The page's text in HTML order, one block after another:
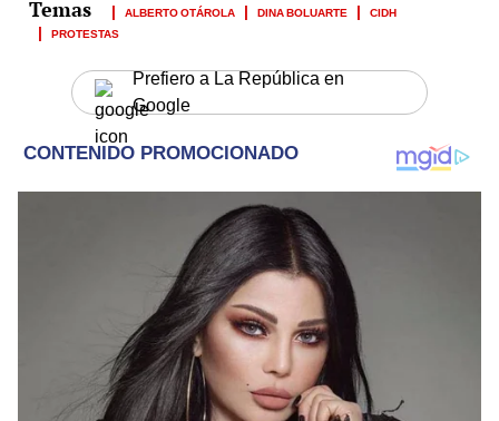
ALBERTO OTÁROLA DINA BOLUARTE
CIDH
PROTESTAS
Prefiero a La República en
Google